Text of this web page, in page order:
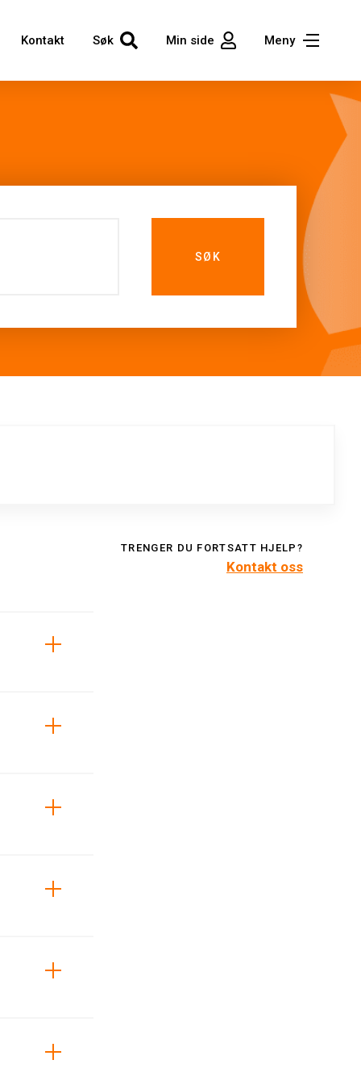
Kontakt Søk Min side Meny
SØK
TRENGER DU FORTSATT HJELP?
Kontakt oss